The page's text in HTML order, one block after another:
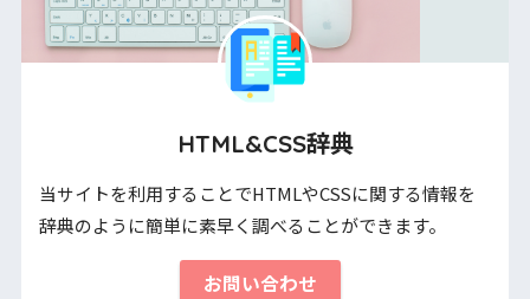
HTML&CSS辞典
当サイトを利用することでHTMLやCSSに関する情報を
辞典のように簡単に素早く調べることができます。
お問い合わせ